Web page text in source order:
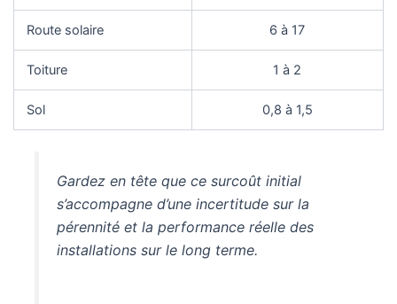
Route solaire 6 à 17
Toiture 1 à 2
Sol 0,8 à 1,5
Gardez en tête que ce surcoût initial
s’accompagne d’une incertitude sur la
pérennité et la performance réelle des
installations sur le long terme.